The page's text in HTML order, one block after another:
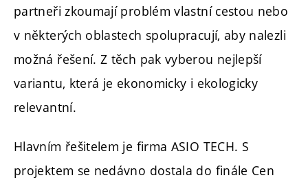
partneři zkoumají problém vlastní cestou nebo
v některých oblastech spolupracují, aby nalezli
možná řešení. Z těch pak vyberou nejlepší
variantu, která je ekonomicky i ekologicky
relevantní.
Hlavním řešitelem je firma ASIO TECH. S
projektem se nedávno dostala do finále Cen